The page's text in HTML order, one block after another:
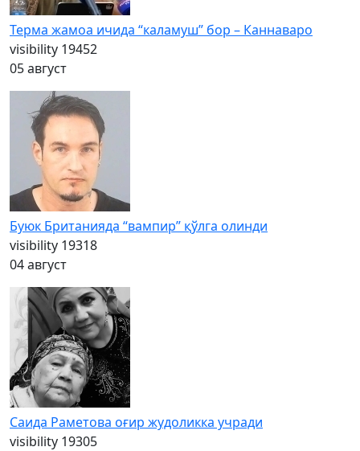
Терма жамоа ичида “каламуш” бор – Каннаваро
visibility 19452
05 август
Буюк Британияда “вампир” қўлга олинди
visibility 19318
04 август
Саида Раметова оғир жудоликка учради
visibility 19305